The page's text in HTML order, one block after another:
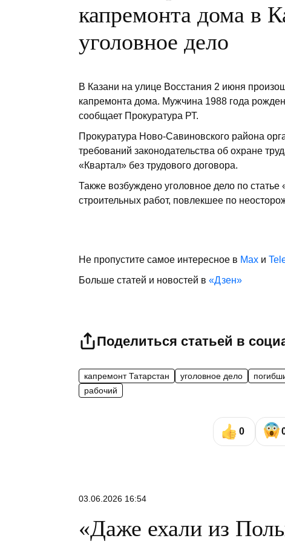
капремонта дома в
уголовное дело
В Казани на улице Восстания 2 июня
капремонта дома. Мужчина 1988 года
сообщает Прокуратура РТ.
Прокуратура Ново-Савиновского района
требований законодательства об охране
«Квартал» без трудового договора.
Также возбуждено уголовное дело по
строительных работ, повлекшее по
Не пропустите самое интересное в Max и
Больше статей и новостей в «Дзен»
Поделиться статьей в
капремонт Татарстан уголовное дело
рабочий
0
03.06.2026 16:54
«Даже ехали из